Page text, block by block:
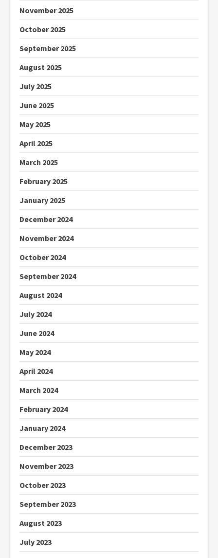
November 2025
October 2025
September 2025
August 2025
July 2025
June 2025
May 2025
April 2025
March 2025
February 2025
January 2025
December 2024
November 2024
October 2024
September 2024
August 2024
July 2024
June 2024
May 2024
April 2024
March 2024
February 2024
January 2024
December 2023
November 2023
October 2023
September 2023
August 2023
July 2023